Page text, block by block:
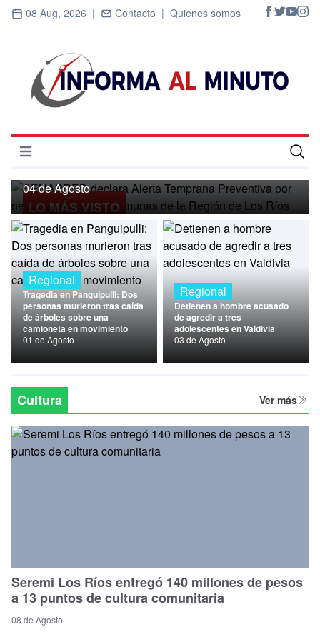
08 Aug, 2026 | Contacto | Quienes somos
Abrir menú
Inicio
Cultura
Deportes
Economía
Entrevistas
Nacional
Política
Regional
LO MÁS VISTO
Regional
SENAPRED declara Alerta Temprana
Preventiva por nevadas para ocho
04 de Agosto
Regional
Tragedia en Panguipulli: Dos
personas murieron tras caída
de árboles sobre una
camioneta en movimiento
01 de Agosto
Regional
Detienen a hombre acusado
de agredir a tres
adolescentes en Valdivia
03 de Agosto
Cultura Ver más
Seremi Los Ríos entregó 140 millones de pesos
a 13 puntos de cultura comunitaria
08 de Agosto